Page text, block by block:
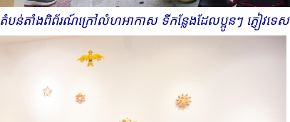
តំបន់​តាំងពិព័រណ៍​ក្រៅ​លំហអាកាស​ ទីកន្លែ​ងដែល​ប្អូនៗ ភ្ញៀវទេ